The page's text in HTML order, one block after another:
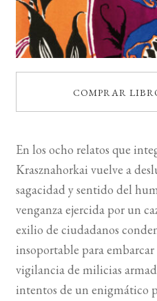
COMPRAR
En los ocho relatos que
Krasznahorkai vuelve a
sagacidad y sentido del
venganza ejercida por un
exilio de ciudadanos
insoportable para
vigilancia de milicias
intentos de un enigmático